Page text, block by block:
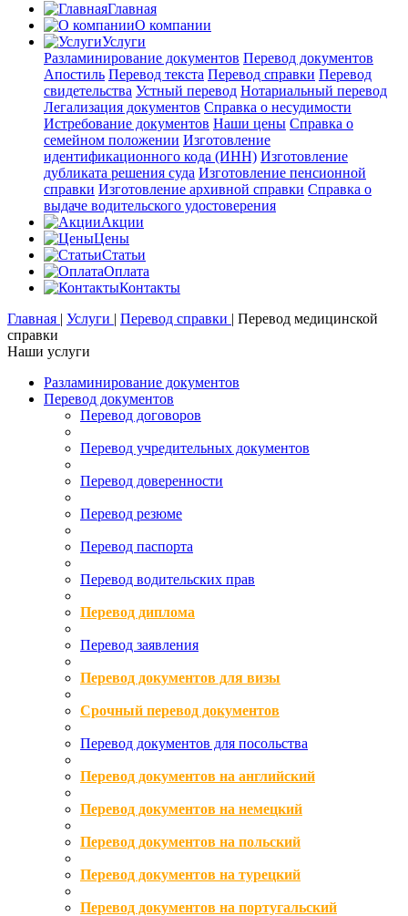
Главная
О компании
Услуги
Разламинирование документов Перевод документов
Апостиль Перевод текста Перевод справки Перевод
свидетельства Устный перевод Нотариальный перевод
Легализация документов Справка о несудимости
Истребование документов Наши цены Справка о
семейном положении Изготовление
идентификационного кода (ИНН) Изготовление
дубликата решения суда Изготовление пенсионной
справки Изготовление архивной справки Справка о
выдаче водительского удостоверения
Акции
Цены
Статьи
Оплата
Контакты
Главная | Услуги | Перевод справки | Перевод медицинской
справки
Наши услуги
Разламинирование документов
Перевод документов
Перевод договоров
Перевод учредительных документов
Перевод доверенности
Перевод резюме
Перевод паспорта
Перевод водительских прав
Перевод диплома
Перевод заявления
Перевод документов для визы
Срочный перевод документов
Перевод документов для посольства
Перевод документов на английский
Перевод документов на немецкий
Перевод документов на польский
Перевод документов на турецкий
Перевод документов на португальский